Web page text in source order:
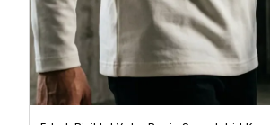
Erkek Bisiklet Yaka Basic Sweatshirt Krem
399,99 TL